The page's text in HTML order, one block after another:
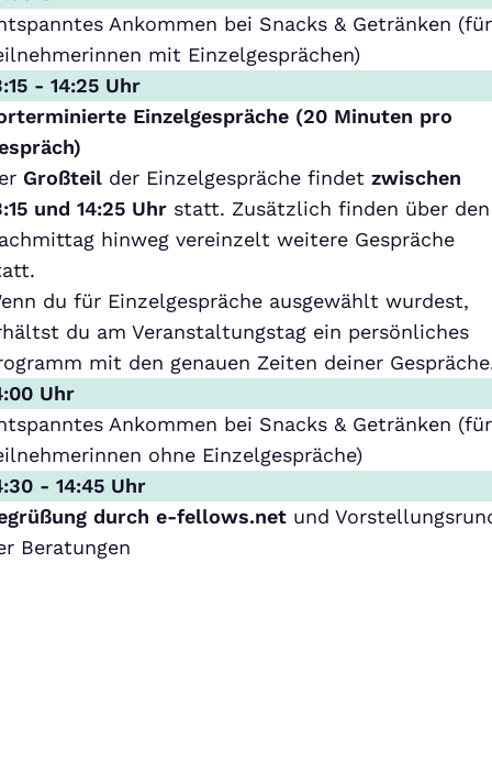
Ankommen bei Snacks & Getränken (für
mit Einzelgesprächen)
- 14:25 Uhr
Einzelgespräche (20 Minuten pro
Großteil der Einzelgespräche findetzwischen
und 14:25 Uhr statt. Zusätzlich finden über den
hinweg vereinzelt weitere Gespräche
du für Einzelgespräche ausgewählt wurdest,
du am Veranstaltungstag ein persönliches
mit den genauen Zeiten deiner
Uhr
Ankommen bei Snacks & Getränken (für
ohne Einzelgespräche)
- 14:45 Uhr
durch e-fellows.net und
Beratungen